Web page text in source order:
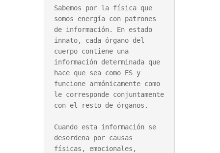
Sabemos por la física que
somos energía con patrones
de información. En estado
innato, cada órgano del
cuerpo contiene una
información determinada que
hace que sea como ES y
funcione armónicamente como
le corresponde conjuntamente
con el resto de órganos.
Cuando esta información se
desordena por causas
físicas, emocionales,